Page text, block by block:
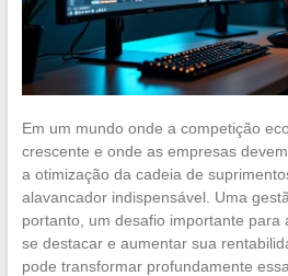
Em um mundo onde a competição
crescente e onde as empresas
a otimização da cadeia de
alavancador indispensável. Uma
portanto, um desafio importante para
se destacar e aumentar sua
pode transformar profundamente